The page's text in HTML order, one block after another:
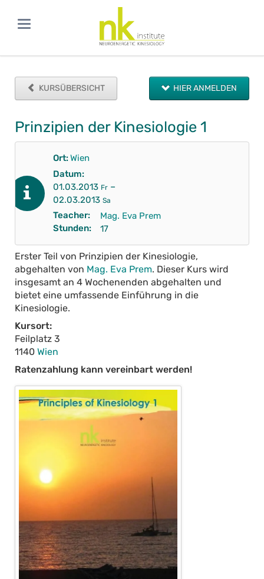
KURSÜBERSICHT HIER ANMELDEN
Prinzipien der Kinesiologie 1
Ort:Wien
Datum:
01.03.2013 Fr–
02.03.2013 Sa
Teacher:
Mag. Eva Prem
Stunden:
17
Erster Teil von Prinzipien der Kinesiologie,
abgehalten von Mag. Eva Prem. Dieser Kurs wird
insgesamt an 4 Wochenenden abgehalten und
bietet eine umfassende Einführung in die
Kinesiologie.
Kursort:
Feilplatz 3
1140 Wien
Ratenzahlung kann vereinbart werden!